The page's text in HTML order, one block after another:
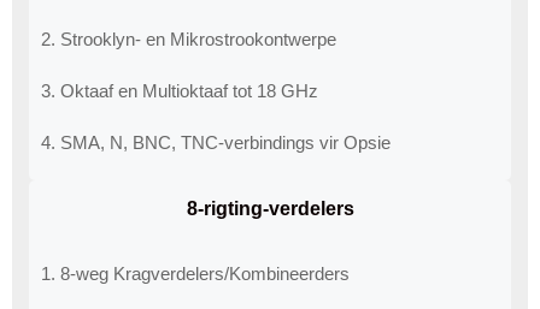
2. Strooklyn- en Mikrostrookontwerpe
3. Oktaaf ​​en Multioktaaf ​​tot 18 GHz
4. SMA, N, BNC, TNC-verbindings vir Opsie
8-rigting-verdelers
1. 8-weg Kragverdelers/Kombineerders